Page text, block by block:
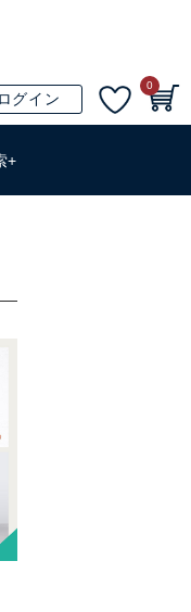
ログイン
0
+